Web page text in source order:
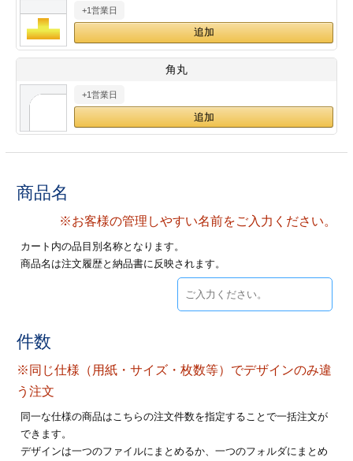
ード印刷
刷
印刷
印刷
フォルダー
ファイル印刷
印刷
印刷
形マル型
印刷
刷
ムカード印刷
ード印刷
フォルダー
ファイル印刷
ァイル印刷
28
29 30
・・休業日
+1営業日
角丸
+1営業日
商品名
※お客様の管理しやすい名前をご入力ください。
カート内の品目別名称となります。
商品名は注文履歴と納品書に反映されます。
件数
※同じ仕様（用紙・サイズ・枚数等）でデザインのみ違
う注文
同一な仕様の商品はこちらの注文件数を指定することで一括注文が
できます。
デザインは一つのファイルにまとめるか、一つのフォルダにまとめ